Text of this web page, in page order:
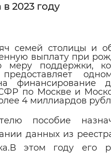
между буквами
Цвет сайта
Инверсивный
Синий фон
2023 году
семей столицы и
выплату при
меру поддержки,
финансирование
по Москве и
4 миллиардов
пособие
данных из
этом году его